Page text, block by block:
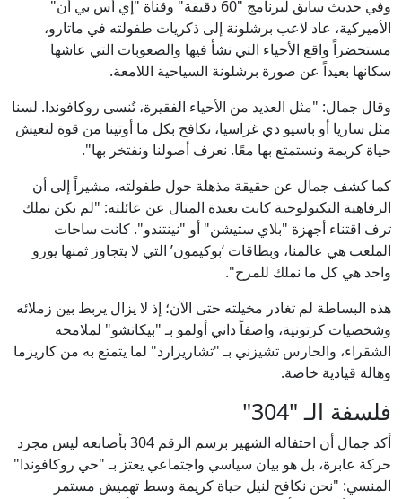
وفي حديث سابق لبرنامج "60 دقيقة" وقناة "إي أس بي أن"
الأميركية، عاد لاعب برشلونة إلى ذكريات طفولته في ماتارو،
مستحضراً واقع الأحياء التي نشأ فيها والصعوبات التي عاشها
سكانها بعيداً عن صورة برشلونة السياحية اللامعة.
وقال جمال: "مثل العديد من الأحياء الفقيرة، تُنسى روكافوندا. لسنا
مثل ساريا أو باسيو دي غراسيا، نكافح بكل ما أوتينا من قوة لنعيش
حياة كريمة ونستمتع بها معًا. نعرف أصولنا ونفتخر بها".
كما كشف جمال عن حقيقة مذهلة حول طفولته، مشيراً إلى أن
الرفاهية التكنولوجية كانت بعيدة المنال عن عائلته: "لم نكن نملك
ترف اقتناء أجهزة "بلاي ستيشن" أو "نينتندو". كانت ساحات
الملعب هي عالمنا، وبطاقات ‘بوكيمون’ التي لا يتجاوز ثمنها يورو
واحد هي كل ما نملك للمرح".
هذه البساطة لم تغادر مخيلته حتى الآن؛ إذ لا يزال يربط بين زملائه
وشخصيات كرتونية، واصفاً داني أولمو بـ "بيكاتشو" لملامحه
الشقراء، والحارس تشيزني بـ "تشاريزارد" لما يتمتع به من كاريزما
وهالة قيادية خاصة.
فلسفة الـ "304"
أكد جمال أن احتفاله الشهير برسم الرقم 304 بأصابعه ليس مجرد
حركة عابرة، بل هو بيان سياسي واجتماعي يعتز بـ "حي روكافوندا"
المنسي: "نحن نكافح لنيل حياة كريمة وسط تهميش مستمر